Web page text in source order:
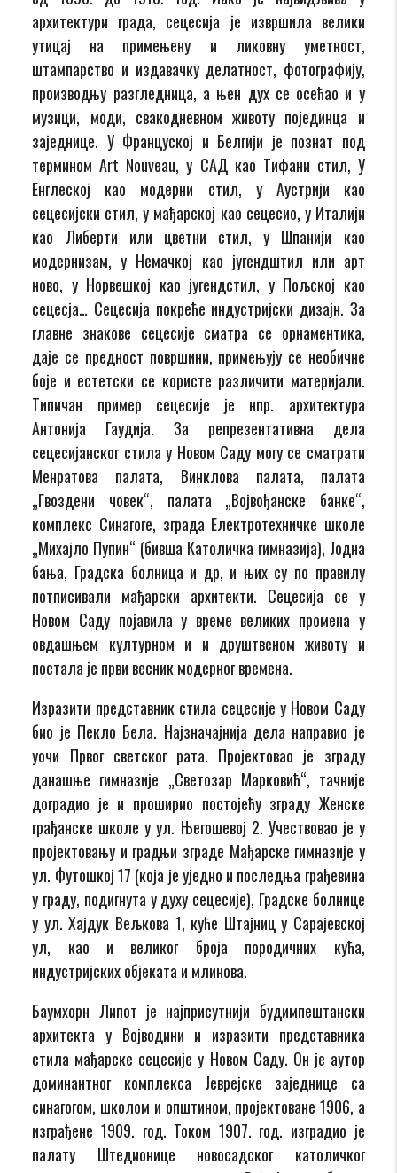
архитектури града, сецесија је извршила велики
утицај на примењену и ликовну уметност,
штампарство и издавачку делатност, фотографију,
производњу разгледница, а њен дух се осећао и у
музици, моди, свакодневном животу појединца и
заједнице. У Француској и Белгији је познат под
термином Art Nouveau, у САД као Тифани стил, У
Енглеској као модерни стил, у Аустрији као
сецесијски стил, у мађарској као сецесио, у Италији
као Либерти или цветни стил, у Шпанији као
модернизам, у Немачкој као југендштил или арт
ново, у Норвешкој као југендстил, у Пољској као
сецесја… Сецесија покреће индустријски дизајн. За
главне знакове сецесије сматра се орнаментика,
даје се предност површини, примењују се необичне
боје и естетски се користе различити материјали.
Типичан пример сецесије је нпр. архитектура
Антонија Гаудија. За репрезентативна дела
сецесијанског стила у Новом Саду могу се сматрати
Менратова палата, Винклова палата, палата
„Гвоздени човек“, палата „Војвођанске банке“,
комплекс Синагоге, зграда Електротехничке школе
„Михајло Пупин“ (бивша Католичка гимназија), Јодна
бања, Градска болница и др, и њих су по правилу
потписивали мађарски архитекти. Сецесија се у
Новом Саду појавила у време великих промена у
овдашњем културном и и друштвеном животу и
постала је први весник модерног времена.
Изразити представник стила сецесије у Новом Саду
био је Пекло Бела. Најзначајнија дела направио је
уочи Првог светског рата. Пројектовао је зграду
данашње гимназије „Светозар Марковић“, тачније
доградио је и проширио постојећу зграду Женске
грађанске школе у ул. Његошевој 2. Учествовао је у
пројектовању и градњи зграде Мађарске гимназије у
ул. Футошкој 17 (која је уједно и последња грађевина
у граду, подигнута у духу сецесије), Градске болнице
у ул. Хајдук Вељкова 1, куће Штајниц у Сарајевској
ул, као и великог броја породичних кућа,
индустријских објеката и млинова.
Баумхорн Липот је најприсутнији будимпештански
архитекта у Војводини и изразити представника
стила мађарске сецесије у Новом Саду. Он је аутор
доминантног комплекса Јеврејске заједнице са
синагогом, школом и општином, пројектоване 1906, а
изграђене 1909. год. Током 1907. год. изградио је
палату Штедионице новосадског католичког